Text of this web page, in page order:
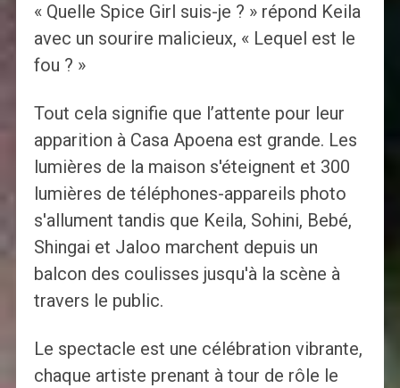
« Quelle Spice Girl suis-je ? » répond Keila
avec un sourire malicieux, « Lequel est le
fou ? »
Tout cela signifie que l’attente pour leur
apparition à Casa Apoena est grande. Les
lumières de la maison s'éteignent et 300
lumières de téléphones-appareils photo
s'allument tandis que Keila, Sohini, Bebé,
Shingai et Jaloo marchent depuis un
balcon des coulisses jusqu'à la scène à
travers le public.
Le spectacle est une célébration vibrante,
chaque artiste prenant à tour de rôle le